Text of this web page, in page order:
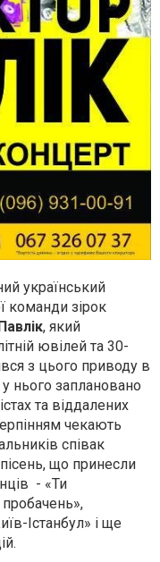
український
команди зірок
, який
ювілей та 30-
з цього приводу в
нього заплановано
та віддалених
чекають
співак
що принесли
- «Ти
пробачень»,
Істанбул» і ще